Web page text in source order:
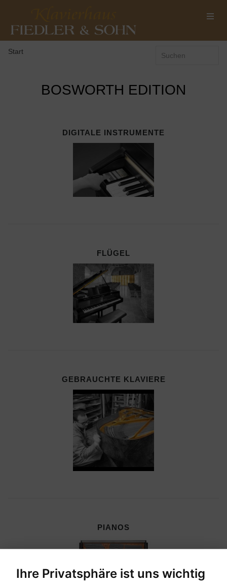
Ihre Privatsphäre ist uns wichtig
Start
BOSWORTH EDITION
DIGITALE INSTRUMENTE
FLÜGEL
GEBRAUCHTE KLAVIERE
PIANOS